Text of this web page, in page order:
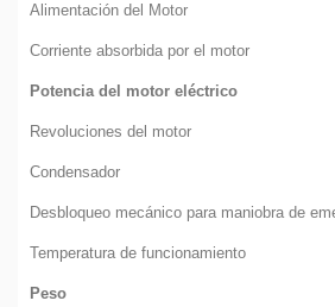
Alimentación del Motor
Corriente absorbida por el motor
Potencia del motor eléctrico
Revoluciones del motor
Condensador
Desbloqueo mecánico para maniobra de
Temperatura de funcionamiento
Peso